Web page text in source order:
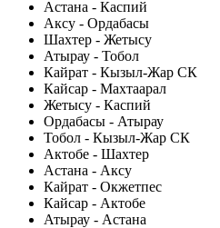
Астана - Каспий
Аксу - Ордабасы
Шахтер - Жетысу
Атырау - Тобол
Кайрат - Кызыл-Жар СК
Кайсар - Махтаарал
Жетысу - Каспий
Ордабасы - Атырау
Тобол - Кызыл-Жар СК
Актобе - Шахтер
Астана - Аксу
Кайрат - Окжетпес
Кайсар - Актобе
Атырау - Астана